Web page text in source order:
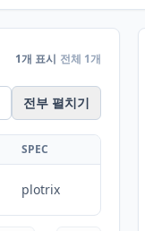
1개 표시 전체 1개
전부 펼치기
SPEC
plotrix